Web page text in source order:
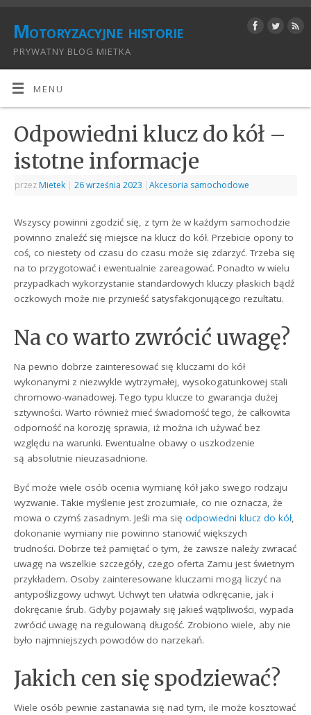
Motoryzacyjne historie
PRYWATNY BLOG MIETKA
MENU
Odpowiedni klucz do kół –
istotne informacje
przez Mietek | 26 września 2023 |Akcesoria samochodowe
Wszyscy powinni zgodzić się, z tym że w każdym samochodzie
powinno znaleźć się miejsce na klucz do kół. Przebicie opony to
coś, co niestety od czasu do czasu może się zdarzyć. Trzeba się
na to przygotować i ewentualnie zareagować. Ponadto w wielu
przypadkach wykorzystanie standardowych kluczy płaskich bądź
oczkowych może nie przynieść satysfakcjonującego rezultatu.
Na co warto zwrócić uwagę?
Na pewno dobrze zainteresować się kluczami do kół
wykonanymi z niezwykle wytrzymałej, wysokogatunkowej stali
chromowo-wanadowej. Tego typu klucze to gwarancja dużej
sztywności. Warto również mieć świadomość tego, że całkowita
odporność na korozję sprawia, iż można ich używać bez
względu na warunki. Ewentualne obawy o uszkodzenie
są absolutnie nieuzasadnione.
Być może wiele osób ocenia wymianę kół jako swego rodzaju
wyzwanie. Takie myślenie jest zrozumiałe, co nie oznacza, że
mowa o czymś zasadnym. Jeśli ma sięodpowiedni klucz do kół,
dokonanie wymiany nie powinno stanowić większych
trudności. Dobrze też pamiętać o tym, że zawsze należy zwracać
uwagę na wszelkie szczegóły, czego oferta Zamu jest świetnym
przykładem. Osoby zainteresowane kluczami mogą liczyć na
antypoślizgowy uchwyt. Uchwyt ten ułatwia odkręcanie, jak i
dokręcanie śrub. Gdyby pojawiały się jakieś wątpliwości, wypada
zwrócić uwagę na regulowaną długość. Zrobiono wiele, aby nie
było najmniejszych powodów do narzekań.
Jakich cen się spodziewać?
Wiele osób pewnie zastanawia się nad tym, ile może kosztować